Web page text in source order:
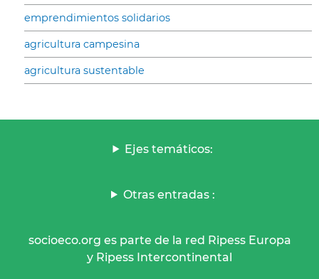
emprendimientos solidarios
agricultura campesina
agricultura sustentable
Ejes temáticos:
Otras entradas :
socioeco.org es parte de la red Ripess Europa
y Ripess Intercontinental